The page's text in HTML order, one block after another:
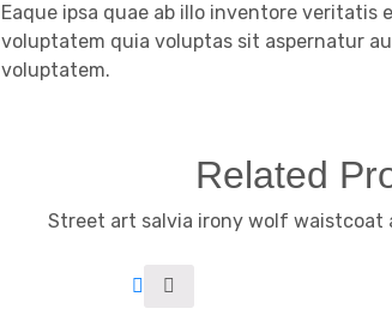
Eaque ipsa quae ab illo inventore
voluptatem quia voluptas sit aspernatur
voluptatem.
Related
Street art salvia irony wolf waistcoat